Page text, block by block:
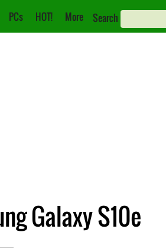
PCs HOT! More Search
Galaxy S10e